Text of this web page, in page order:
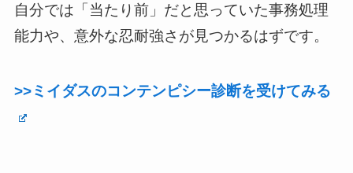
自分では「当たり前」だと思っていた事務処理
能力や、意外な忍耐強さが見つかるはずです。
>>ミイダスのコンテンピシー診断を受けてみる